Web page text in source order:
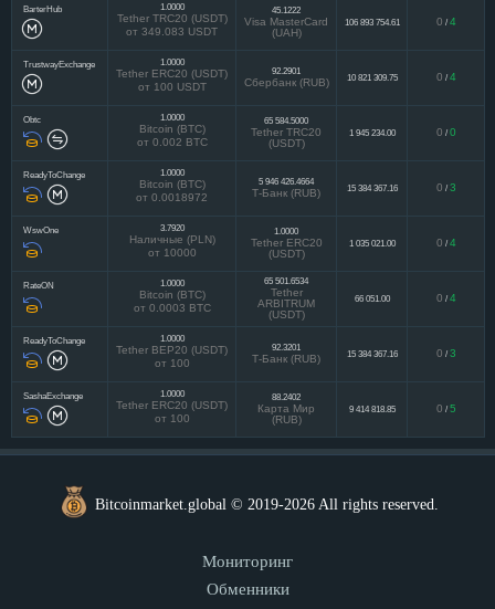
BarterHub 1.0000
Tether TRC20 (USDT)
от 349.083 USDT
45.1222
Visa MasterCard
(UAH)
106 893 754.61 0 / 4
TrustwayExchange 1.0000
Tether ERC20 (USDT)
от 100 USDT
92.2901
Сбербанк (RUB) 10 821 309.75 0 / 4
Obtc 1.0000
Bitcoin (BTC)
от 0.002 BTC
65 584.5000
Tether TRC20
(USDT)
1 945 234.00 0 / 0
ReadyToChange 1.0000
Bitcoin (BTC)
от 0.0018972
5 946 426.4664
Т-Банк (RUB) 15 384 367.16 0 / 3
WswOne 3.7920
Наличные (PLN)
от 10000
1.0000
Tether ERC20
(USDT)
1 035 021.00 0 / 4
RateON 1.0000
Bitcoin (BTC)
от 0.0003 BTC
65 501.6534
Tether
ARBITRUM
(USDT)
66 051.00 0 / 4
ReadyToChange 1.0000
Tether BEP20 (USDT)
от 100
92.3201
Т-Банк (RUB) 15 384 367.16 0 / 3
SashaExchange 1.0000
Tether ERC20 (USDT)
от 100
88.2402
Карта Мир
(RUB)
9 414 818.85 0 / 5
Bitcoinmarket.global © 2019-2026 All rights reserved.
Мониторинг
Обменники